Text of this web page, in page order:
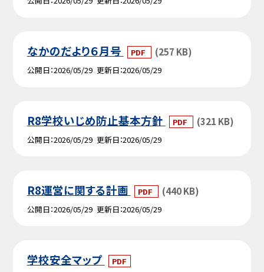
なかのだより６月号 PDF (257 KB)
公開日 2026/05/29 更新日 2026/05/29
R8学校いじめ防止基本方針 PDF (321 KB)
公開日 2026/05/29 更新日 2026/05/29
R8運営に関する計画 PDF (440 KB)
公開日 2026/05/29 更新日 2026/05/29
学校安全マップ
PDF